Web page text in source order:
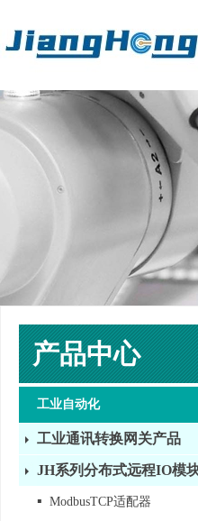
产品中心
工业自动化
工业通讯转换网关产品
JH系列分布式远程IO模
▪ ModbusTCP适配器